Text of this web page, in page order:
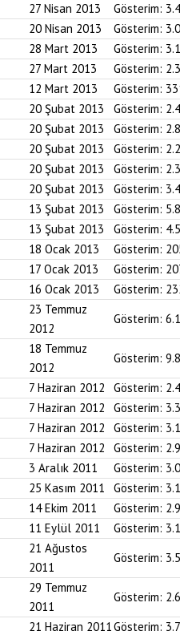
27 Nisan 2013 Gösterim:
20 Nisan 2013 Gösterim:
28 Mart 2013 Gösterim:
27 Mart 2013 Gösterim:
12 Mart 2013 Gösterim:
20 Şubat 2013 Gösterim:
20 Şubat 2013 Gösterim:
20 Şubat 2013 Gösterim:
20 Şubat 2013 Gösterim:
20 Şubat 2013 Gösterim:
13 Şubat 2013 Gösterim:
13 Şubat 2013 Gösterim:
18 Ocak 2013 Gösterim:
17 Ocak 2013 Gösterim:
16 Ocak 2013 Gösterim:
23 Temmuz
2012
Gösterim:
18 Temmuz
2012
Gösterim:
7 Haziran 2012 Gösterim:
7 Haziran 2012 Gösterim:
7 Haziran 2012 Gösterim:
7 Haziran 2012 Gösterim:
3 Aralık 2011 Gösterim:
25 Kasım 2011 Gösterim:
14 Ekim 2011 Gösterim:
11 Eylül 2011 Gösterim:
21 Ağustos
2011
Gösterim:
29 Temmuz
2011
Gösterim:
21 Haziran 2011Gösterim: